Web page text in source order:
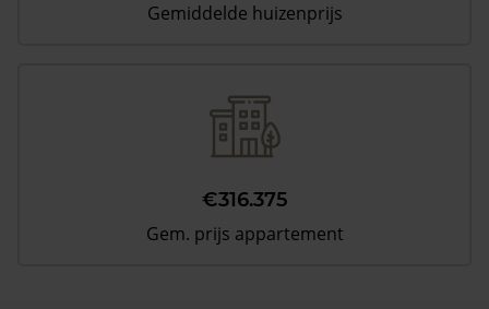
Gemiddelde huizenprijs
€316.375
Gem. prijs appartement